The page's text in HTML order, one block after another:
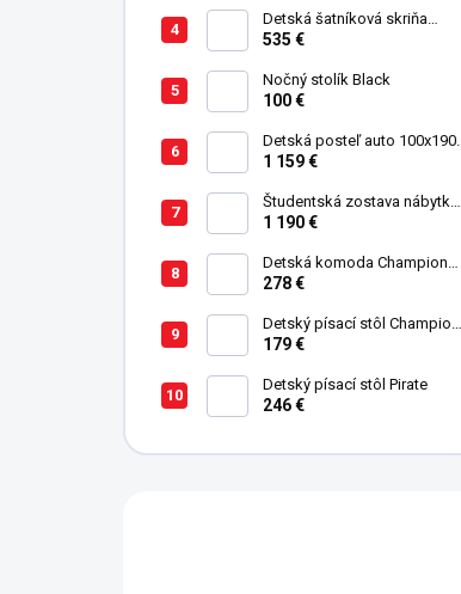
Detská šatníková skriňa
trojdverová Pirate
535 €
Nočný stolík Black
100 €
Detská posteľ auto 100x190
cm GTE čierna
1 159 €
Študentská zostava nábytku
Trio
1 190 €
Detská komoda Champion
Racer
278 €
Detský písací stôl Champion
Racer
179 €
Detský písací stôl Pirate
246 €